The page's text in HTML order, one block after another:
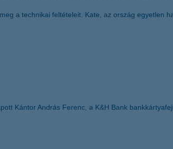
a technikai feltételeit. Kate, az ország egyetlen
Kántor András Ferenc, a K&H Bank